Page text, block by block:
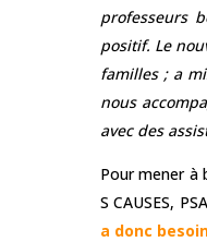
professeurs
positif. Le
familles ; a
nous
avec des
Pour mener à
S CAUSES,
a donc